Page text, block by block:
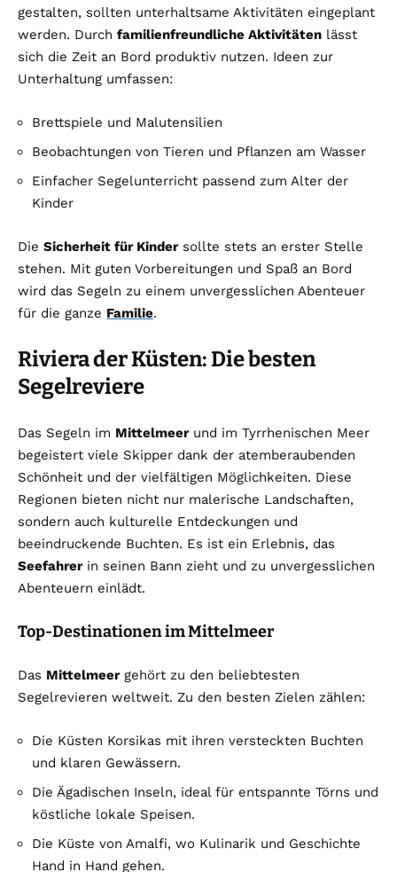
gestalten, sollten unterhaltsame Aktivitäten eingeplant
werden. Durch familienfreundliche Aktivitäten lässt
sich die Zeit an Bord produktiv nutzen. Ideen zur
Unterhaltung umfassen:
Brettspiele und Malutensilien
Beobachtungen von Tieren und Pflanzen am Wasser
Einfacher Segelunterricht passend zum Alter der
Kinder
Die Sicherheit für Kindersollte stets an erster Stelle
stehen. Mit guten Vorbereitungen und Spaß an Bord
wird das Segeln zu einem unvergesslichen Abenteuer
für die ganze Familie.
Riviera der Küsten: Die besten
Segelreviere
Das Segeln im Mittelmeerund im Tyrrhenischen Meer
begeistert viele Skipper dank der atemberaubenden
Schönheit und der vielfältigen Möglichkeiten. Diese
Regionen bieten nicht nur malerische Landschaften,
sondern auch kulturelle Entdeckungen und
beeindruckende Buchten. Es ist ein Erlebnis, das
Seefahrerin seinen Bann zieht und zu unvergesslichen
Abenteuern einlädt.
Top-Destinationen im Mittelmeer
Das Mittelmeergehört zu den beliebtesten
Segelrevieren weltweit. Zu den besten Zielen zählen:
Die Küsten Korsikas mit ihren versteckten Buchten
und klaren Gewässern.
Die Ägadischen Inseln, ideal für entspannte Törns und
köstliche lokale Speisen.
Die Küste von Amalfi, wo Kulinarik und Geschichte
Hand in Hand gehen.